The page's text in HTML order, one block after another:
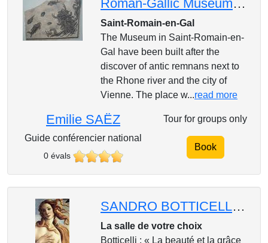
Roman-Gallic Museum in Saint-Romain-en-Gal (English)
Saint-Romain-en-Gal
The Museum in Saint-Romain-en-
Gal have been built after the
discover of antic remnans next to
the Rhone river and the city of
Vienne. The place w...read more
Emilie SAËZ
Guide conférencier national
0 évals
Tour for groups only
Book
SANDRO BOTTICELLI : "La Naissance de Vénus" votre conférence dans votre salle
La salle de votre choix
Botticelli : « La beauté et la grâce